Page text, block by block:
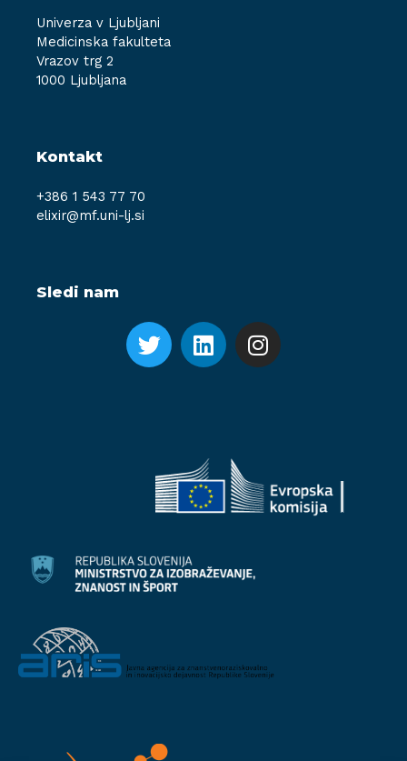
Univerza v Ljubljani
Medicinska fakulteta
Vrazov trg 2
1000 Ljubljana
Kontakt
+386 1 543 77 70
elixir@mf.uni-lj.si
Sledi nam